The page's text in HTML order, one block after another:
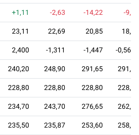
+1,11 -2,63 -14,22 -9,69
23,11 22,69 20,85 18,54
2,400 -1,311 -1,447 -0,5627
240,20 248,90 291,65 291,65
228,80 228,80 228,80 228,80
234,70 243,70 276,65 262,75
235,50 235,87 253,60 258,46